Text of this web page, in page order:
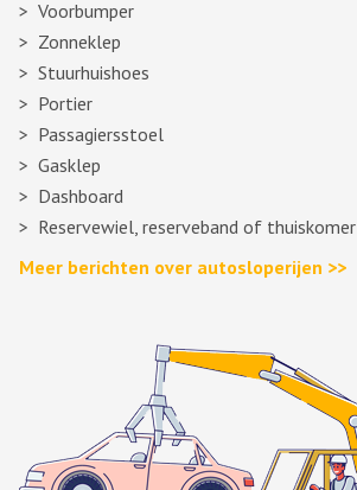
Voorbumper
Zonneklep
Stuurhuishoes
Portier
Passagiersstoel
Gasklep
Dashboard
Reservewiel, reserveband of thuiskomer
Meer berichten over autosloperijen >>